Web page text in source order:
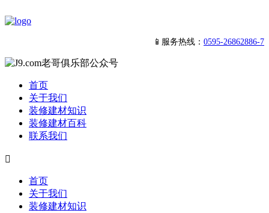
📱服务热线： 0595-26862886-7
首页
关于我们
装修建材知识
装修建材百科
联系我们

首页
关于我们
装修建材知识